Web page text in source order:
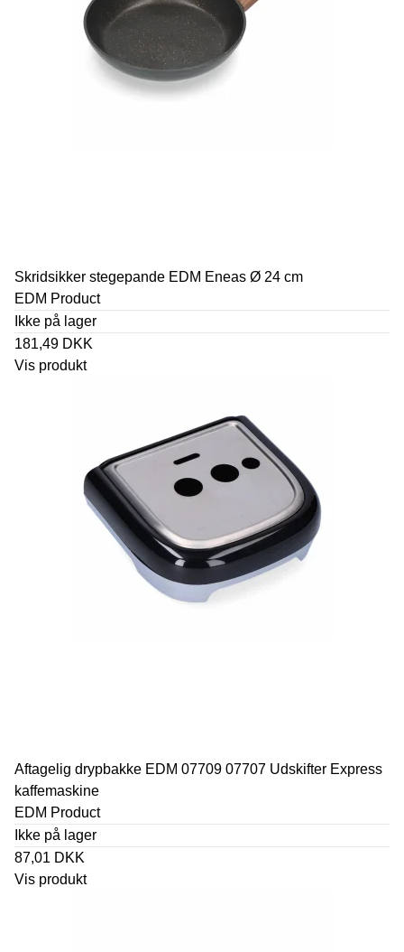
Skridsikker stegepande EDM Eneas Ø 24 cm
EDM Product
Ikke på lager
181,49 DKK
Vis produkt
Aftagelig drypbakke EDM 07709 07707 Udskifter Express
kaffemaskine
EDM Product
Ikke på lager
87,01 DKK
Vis produkt